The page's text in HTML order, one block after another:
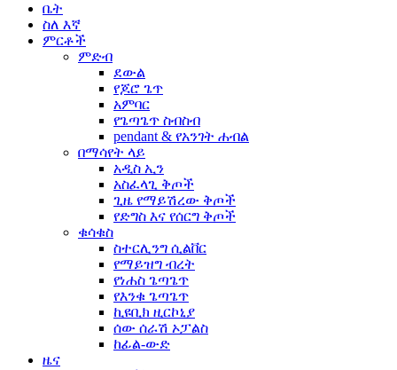
ቤት
ስለ እኛ
ምርቶች
ምድብ
ደውል
የጆሮ ጌጥ
አምባር
የጌጣጌጥ ስብስብ
pendant & የአንገት ሐብል
በማሳየት ላይ
አዲስ ኢን
አስፈላጊ ቅጦች
ጊዜ የማይሽረው ቅጦች
የድግስ እና የሰርግ ቅጦች
ቁሳቁስ
ስተርሊንግ ሲልቨር
የማይዝግ ብረት
የነሐስ ጌጣጌጥ
የእንቁ ጌጣጌጥ
ኪዩቢክ ዚርኮኒያ
ሰው ሰራሽ ኦፓልስ
ከፊል-ውድ
ዜና